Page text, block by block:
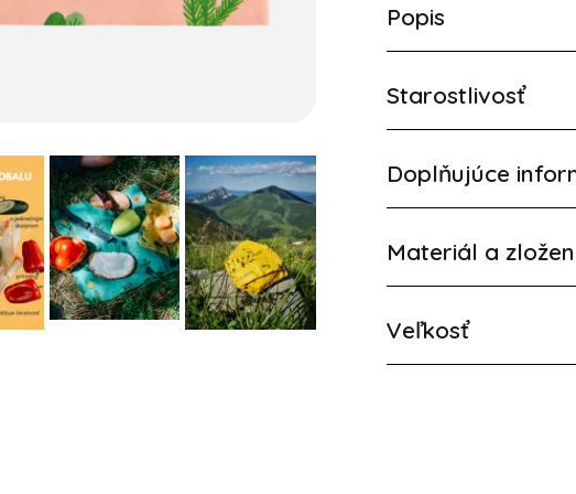
Popis
Starostlivosť
Doplňujúce
Materiál a
Veľkosť